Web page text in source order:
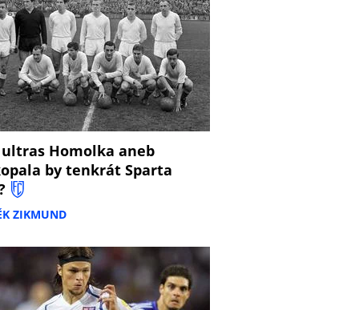
ultras Homolka aneb
by tenkrát Sparta
ZIKMUND